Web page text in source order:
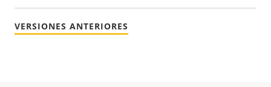
VERSIONES ANTERIORES